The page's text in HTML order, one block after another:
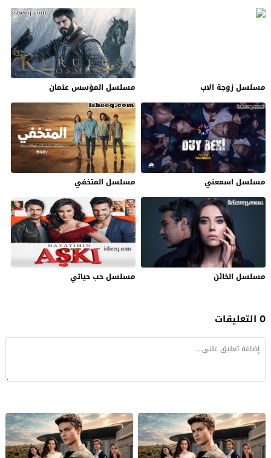
مسلسل زوجة الاب مسلسل المؤسس عثمان
مسلسل اسمعني مسلسل المتخفي
مسلسل الخائن مسلسل حب حياتي
0 التعليقات